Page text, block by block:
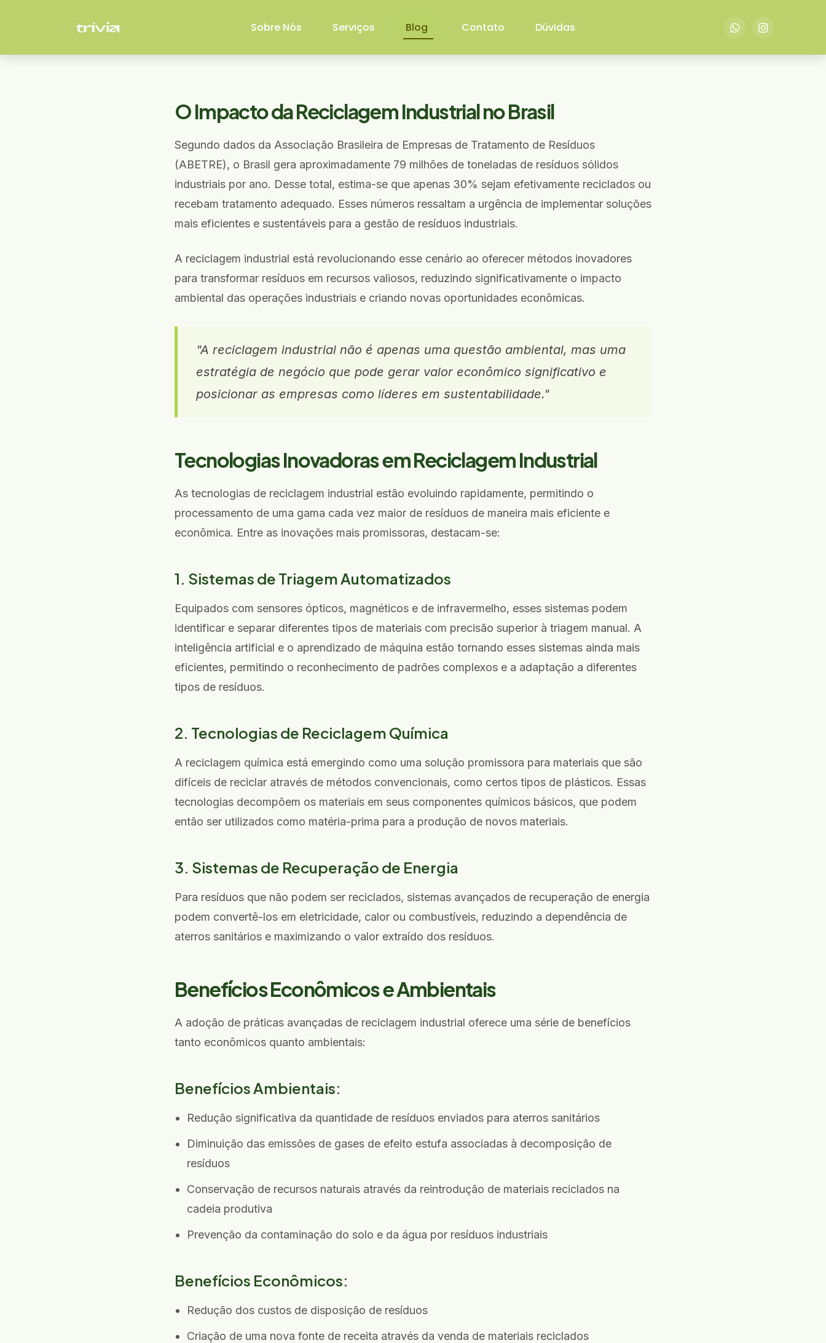
Sobre Nós Serviços Blog Contato Dúvidas
O Impacto da Reciclagem Industrial no Brasil
Segundo dados da Associação Brasileira de Empresas de Tratamento de Resíduos
(ABETRE), o Brasil gera aproximadamente 79 milhões de toneladas de resíduos sólidos
industriais por ano. Desse total, estima-se que apenas 30% sejam efetivamente reciclados ou
recebam tratamento adequado. Esses números ressaltam a urgência de implementar soluções
mais eficientes e sustentáveis para a gestão de resíduos industriais.
A reciclagem industrial está revolucionando esse cenário ao oferecer métodos inovadores
para transformar resíduos em recursos valiosos, reduzindo significativamente o impacto
ambiental das operações industriais e criando novas oportunidades econômicas.
"A reciclagem industrial não é apenas uma questão ambiental, mas uma
estratégia de negócio que pode gerar valor econômico significativo e
posicionar as empresas como líderes em sustentabilidade."
Tecnologias Inovadoras em Reciclagem Industrial
As tecnologias de reciclagem industrial estão evoluindo rapidamente, permitindo o
processamento de uma gama cada vez maior de resíduos de maneira mais eficiente e
econômica. Entre as inovações mais promissoras, destacam-se:
1. Sistemas de Triagem Automatizados
Equipados com sensores ópticos, magnéticos e de infravermelho, esses sistemas podem
identificar e separar diferentes tipos de materiais com precisão superior à triagem manual. A
inteligência artificial e o aprendizado de máquina estão tornando esses sistemas ainda mais
eficientes, permitindo o reconhecimento de padrões complexos e a adaptação a diferentes
tipos de resíduos.
2. Tecnologias de Reciclagem Química
A reciclagem química está emergindo como uma solução promissora para materiais que são
difíceis de reciclar através de métodos convencionais, como certos tipos de plásticos. Essas
tecnologias decompõem os materiais em seus componentes químicos básicos, que podem
então ser utilizados como matéria-prima para a produção de novos materiais.
3. Sistemas de Recuperação de Energia
Para resíduos que não podem ser reciclados, sistemas avançados de recuperação de energia
podem convertê-los em eletricidade, calor ou combustíveis, reduzindo a dependência de
aterros sanitários e maximizando o valor extraído dos resíduos.
Benefícios Econômicos e Ambientais
A adoção de práticas avançadas de reciclagem industrial oferece uma série de benefícios
tanto econômicos quanto ambientais:
Benefícios Ambientais:
Redução significativa da quantidade de resíduos enviados para aterros sanitários
Diminuição das emissões de gases de efeito estufa associadas à decomposição de
resíduos
Conservação de recursos naturais através da reintrodução de materiais reciclados na
cadeia produtiva
Prevenção da contaminação do solo e da água por resíduos industriais
Benefícios Econômicos:
Redução dos custos de disposição de resíduos
Criação de uma nova fonte de receita através da venda de materiais reciclados